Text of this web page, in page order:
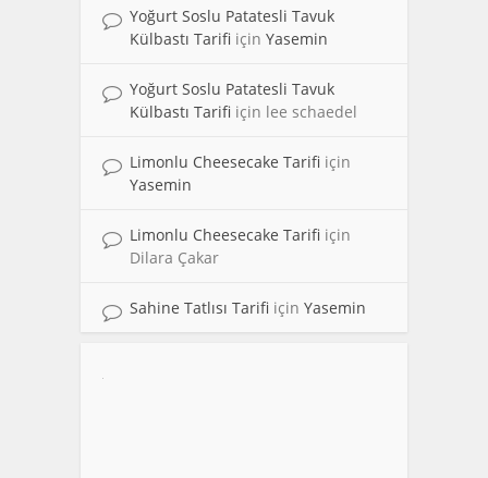
Yoğurt Soslu Patatesli Tavuk
Külbastı Tarifi için Yasemin
Yoğurt Soslu Patatesli Tavuk
Külbastı Tarifi için lee schaedel
Limonlu Cheesecake Tarifi için
Yasemin
Limonlu Cheesecake Tarifi için
Dilara Çakar
Sahine Tatlısı Tarifi için Yasemin